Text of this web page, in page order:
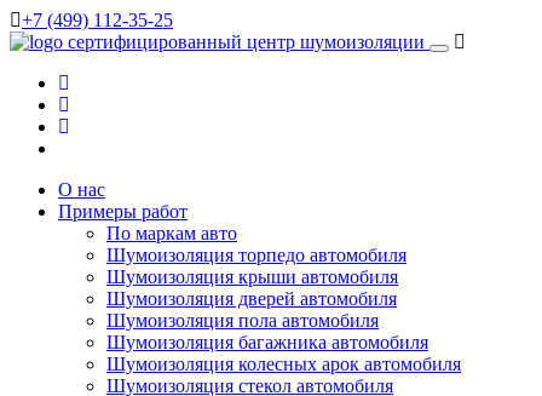
+7 (499) 112-35-25
сертифицированный центр шумоизоляции
О нас
Примеры работ
По маркам авто
Шумоизоляция торпедо автомобиля
Шумоизоляция крыши автомобиля
Шумоизоляция дверей автомобиля
Шумоизоляция пола автомобиля
Шумоизоляция багажника автомобиля
Шумоизоляция колесных арок автомобиля
Шумоизоляция стекол автомобиля